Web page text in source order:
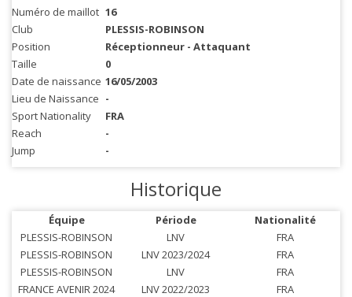
Numéro de maillot 16
Club
PLESSIS-ROBINSON
Position
Réceptionneur - Attaquant
Taille
0
Date de naissance 16/05/2003
Lieu de Naissance -
Sport Nationality
FRA
Reach
-
Jump
-
Historique
Équipe Période
Nationalité
PLESSIS-ROBINSON
LNV
FRA
PLESSIS-ROBINSON
LNV 2023/2024
FRA
PLESSIS-ROBINSON
LNV
FRA
FRANCE AVENIR 2024
LNV 2022/2023
FRA